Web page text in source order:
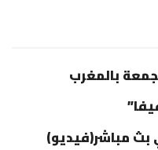
بالمغرب
مباشر(فيديو)